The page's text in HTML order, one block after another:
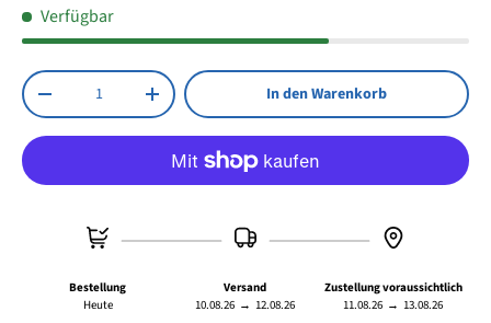
Robuste Konstruktion aus Stahl, Spanplatten und
Kunststoff
Verfügbar
Anzahl
Menge verringernMenge erhöhen In den Warenkorb
Bestellung
Heute
Versand
10.08.26 → 12.08.26
Zustellung voraussichtlich
11.08.26 → 13.08.26